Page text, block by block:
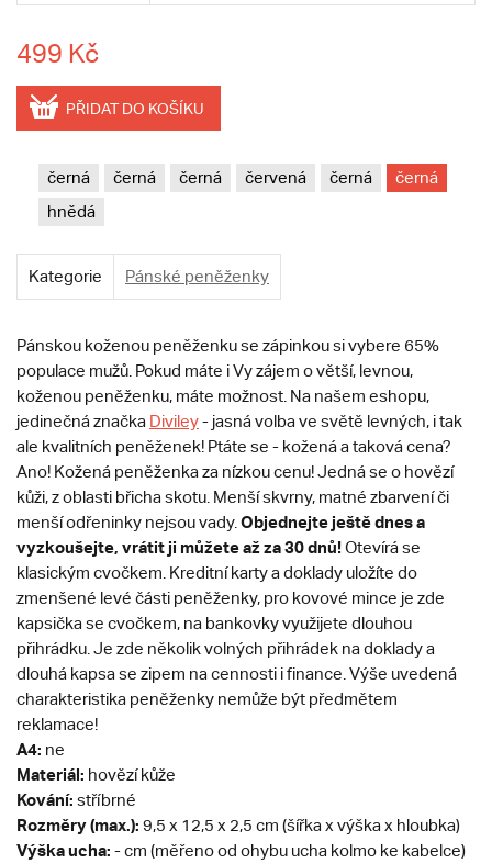
499 Kč
PŘIDAT DO KOŠÍKU
černá černá černá červená černá
černá
hnědá
Kategorie Pánské peněženky
Pánskou koženou peněženku se zápinkou si vybere 65%
populace mužů. Pokud máte i Vy zájem o větší, levnou,
koženou peněženku, máte možnost. Na našem eshopu,
jedinečná značka Diviley- jasná volba ve světě levných, i tak
ale kvalitních peněženek! Ptáte se - kožená a taková cena?
Ano! Kožená peněženka za nízkou cenu! Jedná se o hovězí
kůži, z oblasti břicha skotu. Menší skvrny, matné zbarvení či
menší odřeninky nejsou vady. Objednejte ještě dnes a
vyzkoušejte, vrátit ji můžete až za 30 dnů!Otevírá se
klasickým cvočkem. Kreditní karty a doklady uložíte do
zmenšené levé části peněženky, pro kovové mince je zde
kapsička se cvočkem, na bankovky využijete dlouhou
přihrádku. Je zde několik volných přihrádek na doklady a
dlouhá kapsa se zipem na cennosti i finance. Výše uvedená
charakteristika peněženky nemůže být předmětem
reklamace!
A4: ne
Materiál: hovězí kůže
Kování: stříbrné
Rozměry (max.): 9,5 x 12,5 x 2,5 cm (šířka x výška x hloubka)
Výška ucha: - cm (měřeno od ohybu ucha kolmo ke kabelce)